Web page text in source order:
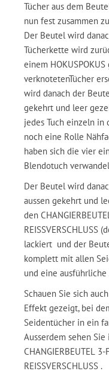
Tücher aus dem
nun fest zusammen
Der Beutel wird
Tücherkette wird
einem
verknotetenTücher
wird danach der
gekehrt und leer
jedes Tuch einzeln in
noch eine Rolle
haben sich die vier
Blendotuch
Der Beutel wird
aussen gekehrt und
den
REISSVERSCHLUSS
lackiert und der
komplett mit allen
und eine
Schauen Sie sich
Effekt gezeigt, bei
Seidentücher in ein
Ausserdem sehen
CHANGIERBEUTEL
REISSVERSCHLUSS .